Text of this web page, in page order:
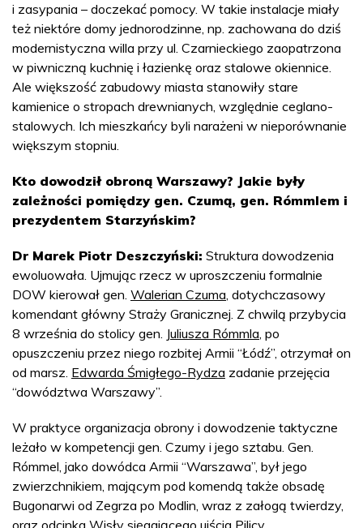
i zasypania – doczekać pomocy. W takie instalacje miały
też niektóre domy jednorodzinne, np. zachowana do dziś
modernistyczna willa przy ul. Czarnieckiego zaopatrzona
w piwniczną kuchnię i łazienkę oraz stalowe okiennice.
Ale większość zabudowy miasta stanowiły stare
kamienice o stropach drewnianych, względnie ceglano-
stalowych. Ich mieszkańcy byli narażeni w nieporównanie
większym stopniu.
Kto dowodził obroną Warszawy? Jakie były
zależności pomiędzy gen. Czumą, gen. Rómmlem i
prezydentem Starzyńskim?
Dr Marek Piotr Deszczyński: Struktura dowodzenia
ewoluowała. Ujmując rzecz w uproszczeniu formalnie
DOW kierował gen. Walerian Czuma , dotychczasowy
komendant główny Straży Granicznej. Z chwilą przybycia
8 września do stolicy gen. Juliusza Rómmla , po
opuszczeniu przez niego rozbitej Armii “Łódź”, otrzymał on
od marsz. Edwarda Śmigłego-Rydza zadanie przejęcia
“dowództwa Warszawy”.
W praktyce organizacja obrony i dowodzenie taktyczne
leżało w kompetencji gen. Czumy i jego sztabu. Gen.
Rómmel, jako dowódca Armii “Warszawa”, był jego
zwierzchnikiem, mającym pod komendą także obsadę
Bugonarwi od Zegrza po Modlin, wraz z załogą twierdzy,
oraz odcinka Wisły sięgającego ujścia Pilicy.